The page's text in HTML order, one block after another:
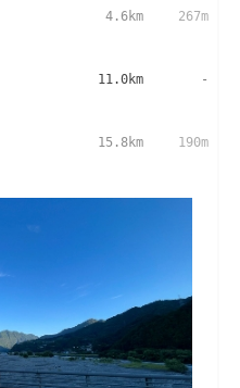
4.6km 267m
11.0km -
15.8km 190m